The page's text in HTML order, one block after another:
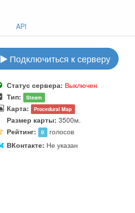
API
Подключиться к серверу
Статус сервера: Выключен
Тип: Steam
Карта: Procedural Map
Размер карты: 3500м.
Рейтинг: 0 голосов
ВКонтакте: Не указан